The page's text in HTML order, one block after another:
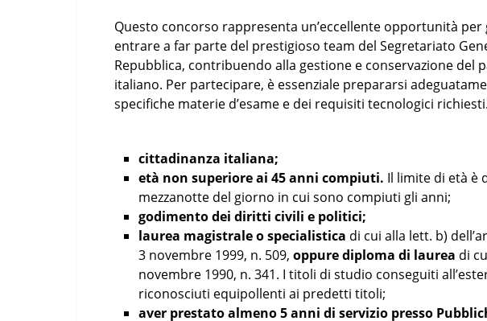
Questo concorso rappresenta un’eccellente opportunità
entrare a far parte del prestigioso team del Segretariato
Repubblica, contribuendo alla gestione e conservazione del
italiano. Per partecipare, è essenziale prepararsi
specifiche materie d’esame e dei requisiti tecnologici richiesti.
cittadinanza italiana;
età non superiore ai 45 anni compiuti. Il limite di età è
mezzanotte del giorno in cui sono compiuti gli anni;
godimento dei diritti civili e politici;
laurea magistrale o specialistica di cui alla lett. b)
3 novembre 1999, n. 509,oppure diploma di laurea di
novembre 1990, n. 341. I titoli di studio conseguiti
riconosciuti equipollenti ai predetti titoli;
aver prestato almeno 5 anni di servizio presso